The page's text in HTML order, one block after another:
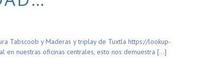
Tabscoob y Maderas y triplay de Tuxtla https://lookup-
en nuestras oficinas centrales, esto nos demuestra […]